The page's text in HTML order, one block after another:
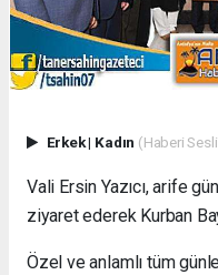
Erkek| Kadın (Haberi
Vali Ersin Yazıcı, arife
ziyaret ederek Kurban
Özel ve anlamlı tüm